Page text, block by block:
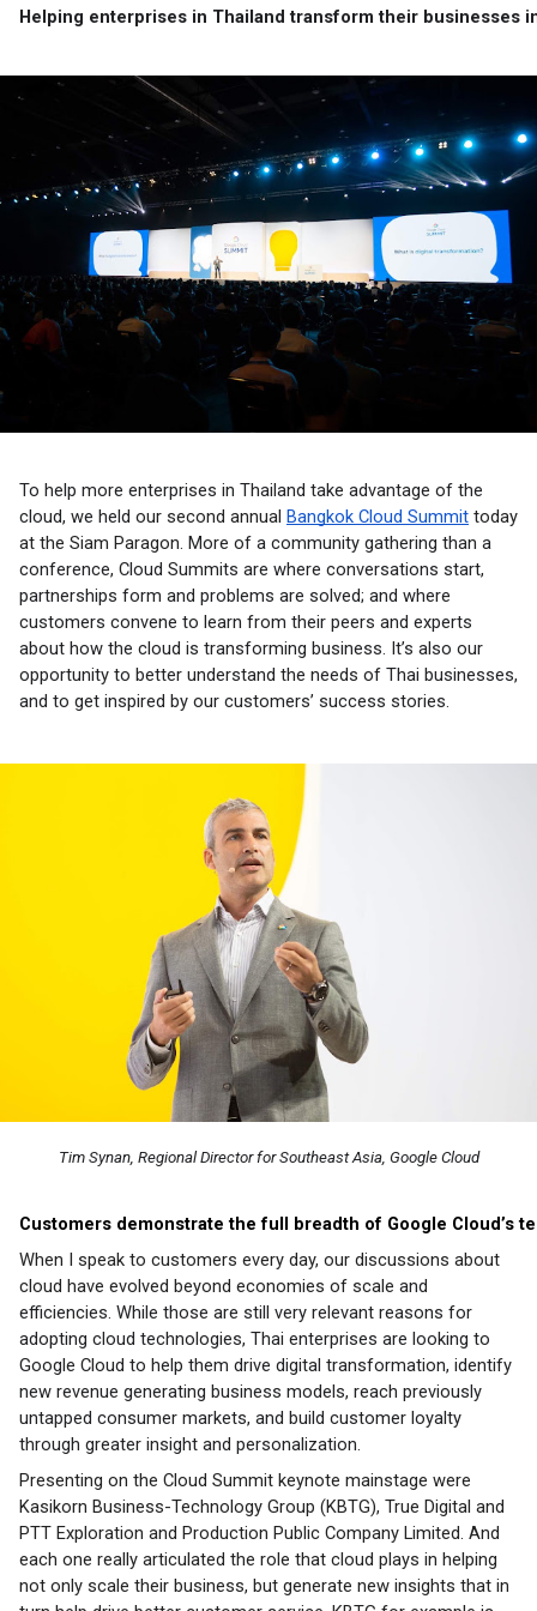
Helping enterprises in Thailand transform their businesses
To help more enterprises in Thailand take advantage of the
cloud, we held our second annual Bangkok Cloud Summit today
at the Siam Paragon. More of a community gathering than a
conference, Cloud Summits are where conversations start,
partnerships form and problems are solved; and where
customers convene to learn from their peers and experts
about how the cloud is transforming business. It’s also our
opportunity to better understand the needs of Thai businesses,
and to get inspired by our customers’ success stories.
Tim Synan, Regional Director for Southeast Asia, Google Cloud
Customers demonstrate the full breadth of Google Cloud’s
When I speak to customers every day, our discussions about
cloud have evolved beyond economies of scale and
efficiencies. While those are still very relevant reasons for
adopting cloud technologies, Thai enterprises are looking to
Google Cloud to help them drive digital transformation, identify
new revenue generating business models, reach previously
untapped consumer markets, and build customer loyalty
through greater insight and personalization.
Presenting on the Cloud Summit keynote mainstage were
Kasikorn Business-Technology Group (KBTG), True Digital and
PTT Exploration and Production Public Company Limited. And
each one really articulated the role that cloud plays in helping
not only scale their business, but generate new insights that in